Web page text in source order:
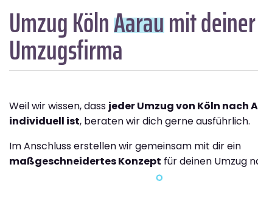
Umzug KölnAaraumit deiner
Umzugsfirma
Weil wir wissen, dass jeder Umzug von Köln nach
individuell ist, beraten wir dich gerne ausführlich.
Im Anschluss erstellen wir gemeinsam mit dir ein
maßgeschneidertes Konzept für deinen Umzug